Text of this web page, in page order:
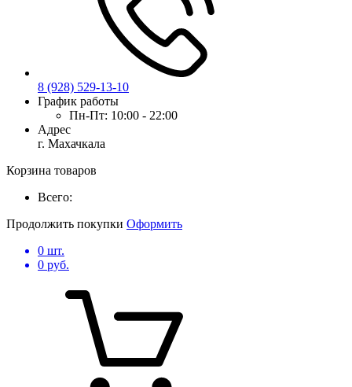
8 (928) 529-13-10
График работы
Пн-Пт: 10:00 - 22:00
Адрес
г. Махачкала
Корзина товаров
Всего:
Продолжить покупки Оформить
0 шт.
0 руб.